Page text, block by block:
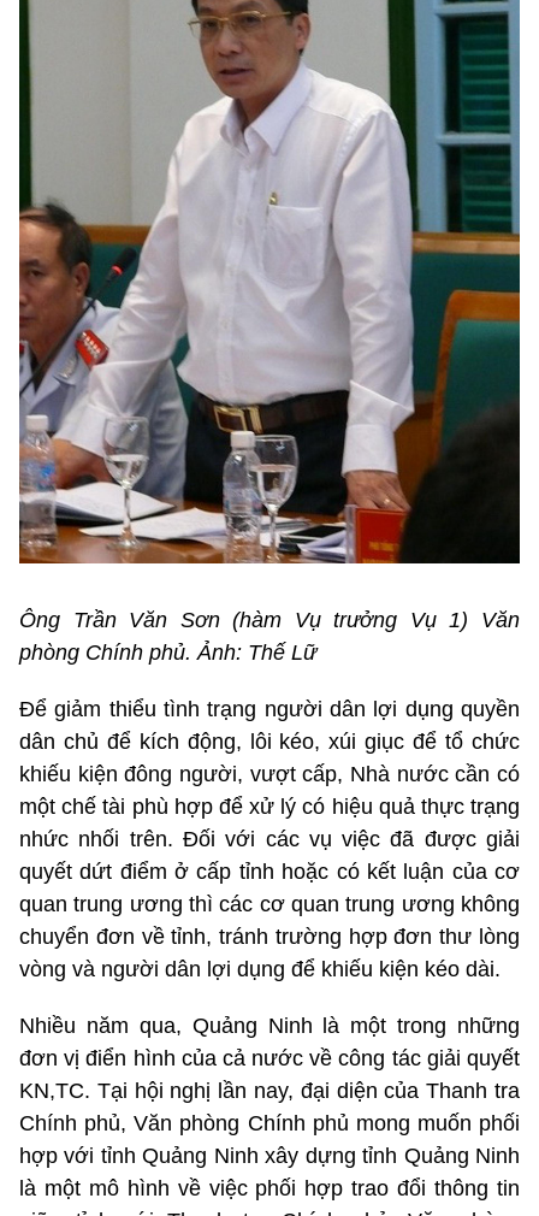
Ông Trần Văn Sơn (hàm Vụ trưởng Vụ 1) Văn
phòng Chính phủ. Ảnh: Thế Lữ
Để giảm thiểu tình trạng người dân lợi dụng quyền
dân chủ để kích động, lôi kéo, xúi giục để tổ chức
khiếu kiện đông người, vượt cấp, Nhà nước cần có
một chế tài phù hợp để xử lý có hiệu quả thực trạng
nhức nhối trên. Đối với các vụ việc đã được giải
quyết dứt điểm ở cấp tỉnh hoặc có kết luận của cơ
quan trung ương thì các cơ quan trung ương không
chuyển đơn về tỉnh, tránh trường hợp đơn thư lòng
vòng và người dân lợi dụng để khiếu kiện kéo dài.
Nhiều năm qua, Quảng Ninh là một trong những
đơn vị điển hình của cả nước về công tác giải quyết
KN,TC. Tại hội nghị lần nay, đại diện của Thanh tra
Chính phủ, Văn phòng Chính phủ mong muốn phối
hợp với tỉnh Quảng Ninh xây dựng tỉnh Quảng Ninh
là một mô hình về việc phối hợp trao đổi thông tin